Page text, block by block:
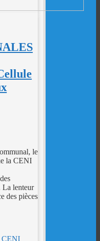
le
la CENI
La lenteur
des pièces